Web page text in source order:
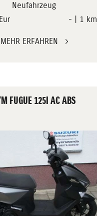
Neufahrzeug
- | 1 km
MEHR ERFAHREN
FUGUE 125I AC ABS